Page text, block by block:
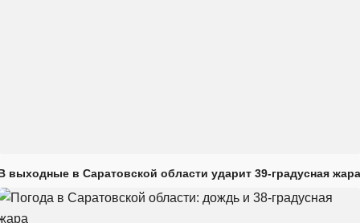
выходные в Саратовской области ударит 39-градусная жара